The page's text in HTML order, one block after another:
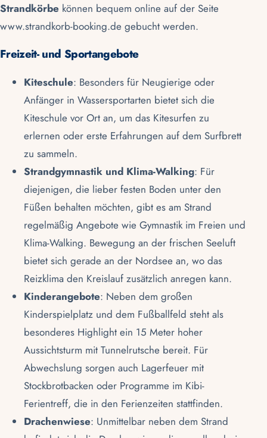
Strandkörbe können bequem online auf der Seite
www.strandkorb-booking.de gebucht werden.
Freizeit- und Sportangebote
Kiteschule: Besonders für Neugierige oder
Anfänger in Wassersportarten bietet sich die
Kiteschule vor Ort an, um das Kitesurfen zu
erlernen oder erste Erfahrungen auf dem Surfbrett
zu sammeln.
Strandgymnastik und Klima-Walking: Für
diejenigen, die lieber festen Boden unter den
Füßen behalten möchten, gibt es am Strand
regelmäßig Angebote wie Gymnastik im Freien und
Klima-Walking. Bewegung an der frischen Seeluft
bietet sich gerade an der Nordsee an, wo das
Reizklima den Kreislauf zusätzlich anregen kann.
Kinderangebote: Neben dem großen
Kinderspielplatz und dem Fußballfeld steht als
besonderes Highlight ein 15 Meter hoher
Aussichtsturm mit Tunnelrutsche bereit. Für
Abwechslung sorgen auch Lagerfeuer mit
Stockbrotbacken oder Programme im Kibi-
Ferientreff, die in den Ferienzeiten stattfinden.
Drachenwiese: Unmittelbar neben dem Strand